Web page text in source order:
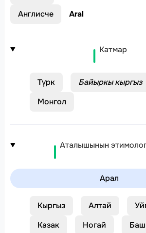
Англисче
Aral
Катмар
Түрк
Байыркы кыргыз
Монгол
Аталышынын
Арал
Кыргыз Алтай
Казак
Ногай